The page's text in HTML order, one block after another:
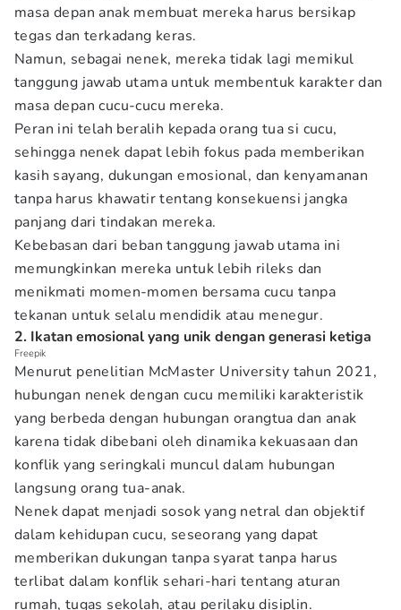
masa depan anak membuat mereka harus bersikap
tegas dan terkadang keras.
Namun, sebagai nenek, mereka tidak lagi memikul
tanggung jawab utama untuk membentuk karakter dan
masa depan cucu-cucu mereka.
Peran ini telah beralih kepada orang tua si cucu,
sehingga nenek dapat lebih fokus pada memberikan
kasih sayang, dukungan emosional, dan kenyamanan
tanpa harus khawatir tentang konsekuensi jangka
panjang dari tindakan mereka.
Kebebasan dari beban tanggung jawab utama ini
memungkinkan mereka untuk lebih rileks dan
menikmati momen-momen bersama cucu tanpa
tekanan untuk selalu mendidik atau menegur.
2. Ikatan emosional yang unik dengan generasi ketiga
Freepik
Menurut penelitian McMaster University tahun 2021,
hubungan nenek dengan cucu memiliki karakteristik
yang berbeda dengan hubungan orangtua dan anak
karena tidak dibebani oleh dinamika kekuasaan dan
konflik yang seringkali muncul dalam hubungan
langsung orang tua-anak.
Nenek dapat menjadi sosok yang netral dan objektif
dalam kehidupan cucu, seseorang yang dapat
memberikan dukungan tanpa syarat tanpa harus
terlibat dalam konflik sehari-hari tentang aturan
rumah, tugas sekolah, atau perilaku disiplin.